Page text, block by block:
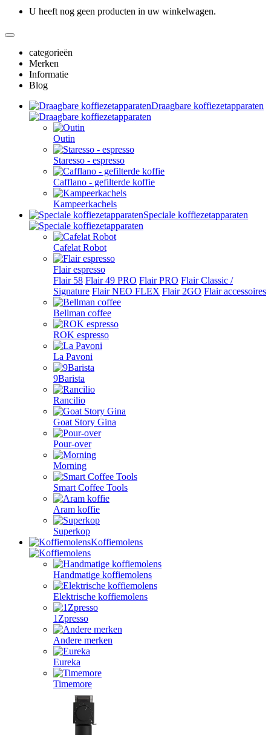
U heeft nog geen producten in uw winkelwagen.
categorieën
Merken
Informatie
Blog
Draagbare koffiezetapparaten
Outin
Staresso - espresso
Cafflano - gefilterde koffie
Kampeerkachels
Speciale koffiezetapparaten
Cafelat Robot
Flair espresso
Flair 58 Flair 49 PRO Flair PRO Flair Classic /
Signature Flair NEO FLEX Flair 2GO Flair accessoires
Bellman coffee
ROK espresso
La Pavoni
9Barista
Rancilio
Goat Story Gina
Pour-over
Morning
Smart Coffee Tools
Aram koffie
Superkop
Koffiemolens
Handmatige koffiemolens
Elektrische koffiemolens
1Zpresso
Andere merken
Eureka
Timemore